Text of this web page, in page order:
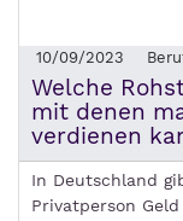
10/09/2023
Welche
mit denen
verdienen
In Deutschland
Privatperson